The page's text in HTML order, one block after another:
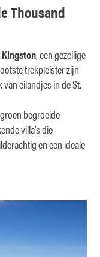
Thousand
Kingston, een gezellige
trekpleister zijn
eilandjes in de St.
begroeide
villa’s die
en een ideale